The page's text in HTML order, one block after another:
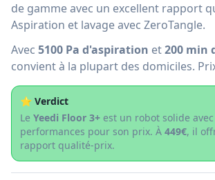
de gamme avec un excellent rapport
Aspiration et lavage avec ZeroTangle.
Avec 5100 Pa d'aspiration et200 min
convient à la plupart des domiciles.
⭐ Verdict
Le Yeedi Floor 3+ est un robot solide
performances pour son prix. À 449€, il
rapport qualité-prix.